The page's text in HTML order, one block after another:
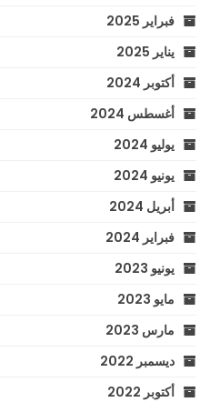
فبراير 2025
يناير 2025
أكتوبر 2024
أغسطس 2024
يوليو 2024
يونيو 2024
أبريل 2024
فبراير 2024
يونيو 2023
مايو 2023
مارس 2023
ديسمبر 2022
أكتوبر 2022